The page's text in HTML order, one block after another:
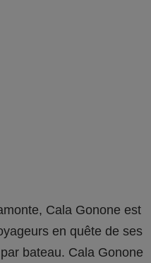
Cala Gonone est
en quête de ses
bateau. Cala Gonone